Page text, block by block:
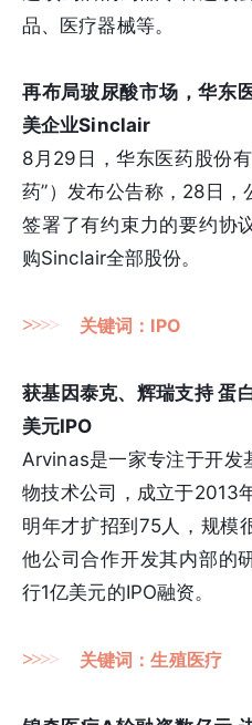
品、医疗器械等。
再布局玻尿酸市场，华东
美企业Sinclair
8月29日，华东医药股份
药”）发布公告称，28日
签署了有约束力的要约协
购Sinclair全部股份。
>>>> 关键词：IPO
获基因泰克、辉瑞支持 蛋
美元IPO
Arvinas是一家专注于开发
物技术公司，成立于2013
明年才扩招到75人，规模
他公司合作开发其内部的
行1亿美元的IPO融资。
>>>> 关键词：生殖医疗